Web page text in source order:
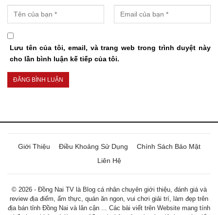
Lưu tên của tôi, email, và trang web trong trình duyệt này
cho lần bình luận kế tiếp của tôi.
Giới Thiệu Điều Khoảng Sử Dụng
Chính Sách Bảo Mật
Liên Hệ
© 2026 - Đồng Nai TV là Blog cá nhân chuyên giới thiệu, đánh giá và
review địa điểm, ẩm thực, quán ăn ngon, vui chơi giải trí, làm đẹp trên
địa bán tỉnh Đồng Nai và lân cận ... Các bài viết trên Website mang tính